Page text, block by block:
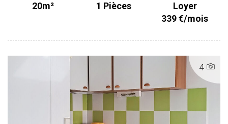
en ligne sur notre site agence proximmo-immobilier onglet
disponibles sur le site www.georisques.gouv.fr Retrouvez
l'ensemble de nos biens sur www.proximmo-immobilier.com
20m² 1 Pièces
Loyer
339 €/mois
4